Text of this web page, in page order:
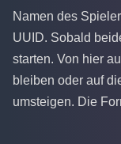
Namen des
UUID. Sobald
starten. Von hier
bleiben oder auf
umsteigen. Die